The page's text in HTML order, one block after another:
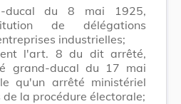
ducal du 8 mai 1925,
de délégations
industrielles;
l'art. 8 du dit arrêté,
grand-ducal du 17 mai
qu'un arrêté ministériel
la procédure électorale;